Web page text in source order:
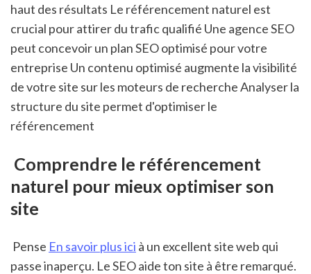
haut des résultats Le référencement naturel est
crucial pour attirer du trafic qualifié Une agence SEO
peut concevoir un plan SEO optimisé pour votre
entreprise Un contenu optimisé augmente la visibilité
de votre site sur les moteurs de recherche Analyser la
structure du site permet d'optimiser le
référencement
naturel pour mieux optimiser son
site
Pense En savoir plus ici à un excellent site web qui
passe inaperçu. Le SEO aide ton site à être remarqué.